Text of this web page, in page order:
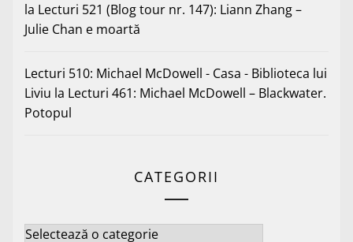
la Lecturi 521 (Blog tour nr. 147): Liann Zhang –
Julie Chan e moartă
Lecturi 510: Michael McDowell - Casa - Biblioteca lui
Liviu la Lecturi 461: Michael McDowell – Blackwater.
Potopul
CATEGORII
Categorii